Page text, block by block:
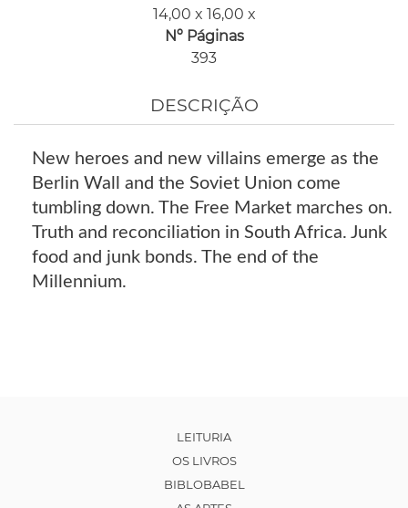
14,00 x 16,00 x
Nº Páginas
393
DESCRIÇÃO
New heroes and new villains emerge as the
Berlin Wall and the Soviet Union come
tumbling down. The Free Market marches on.
Truth and reconciliation in South Africa. Junk
food and junk bonds. The end of the
Millennium.
LEITURIA
OS LIVROS
BIBLOBABEL